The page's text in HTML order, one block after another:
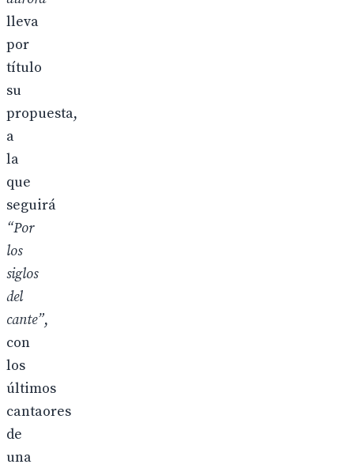
lleva
por
título
su
propuesta,
a
la
que
seguirá
“Por
los
siglos
del
cante”,
con
los
últimos
cantaores
de
una